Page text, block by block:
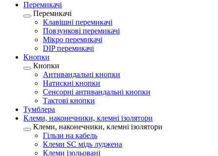
Перемикачі
Перемикачі
Клавішні перемикачі
Повзункові перемикачі
Мікро перемикачі
DIP перемикачі
Кнопки
Кнопки
Антивандальні кнопки
Натискні кнопки
Сенсорні антивандальні кнопки
Тактові кнопки
Тумблера
Клеми, наконечники, клемні ізолятори
Клеми, наконечники, клемні ізолятори
Гільзи на кабель
Клеми SC мідь луджена
Клеми ізольовані